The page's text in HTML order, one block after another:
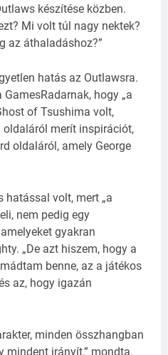
készítése közben.
Mi volt túl nagy nektek?
az áthaladáshoz?”
hatás az Outlawsra.
hogy „a
of Tsushima volt,
merít inspirációt,
oldaláról, amely George
hatással volt, mert „a
nem pedig egy
gyakran
„De azt hiszem, hogy a
benne, az a játékos
az, hogy igazán
minden összhangban
mindent irányít,” mondta.